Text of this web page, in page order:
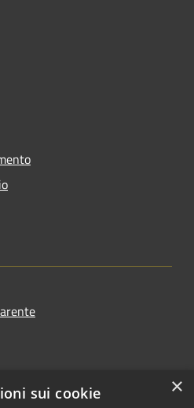
×
sui cookie